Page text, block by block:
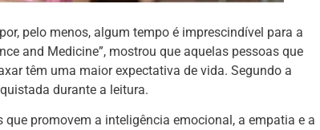
pelo menos, algum tempo é imprescindível para a
and Medicine”, mostrou que aquelas pessoas que
têm uma maior expectativa de vida. Segundo a
durante a leitura.
promovem a inteligência emocional, a empatia e a